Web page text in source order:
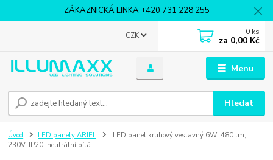
ZÁKAZNICKÁ LINKA +420 731 228 255
Menu
CZK
Hledat
0 ks
za 0,00 Kč
Úvod LED panely ARIEL
LED panel kruhový vestavný 6W, 480 lm,
230V, IP20, neutrální bílá